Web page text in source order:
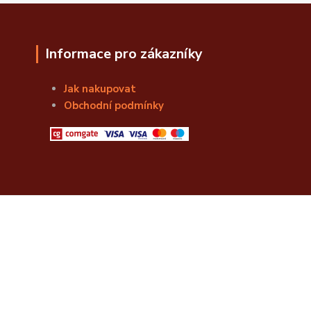
Informace pro zákazníky
Jak nakupovat
Obchodní podmínky